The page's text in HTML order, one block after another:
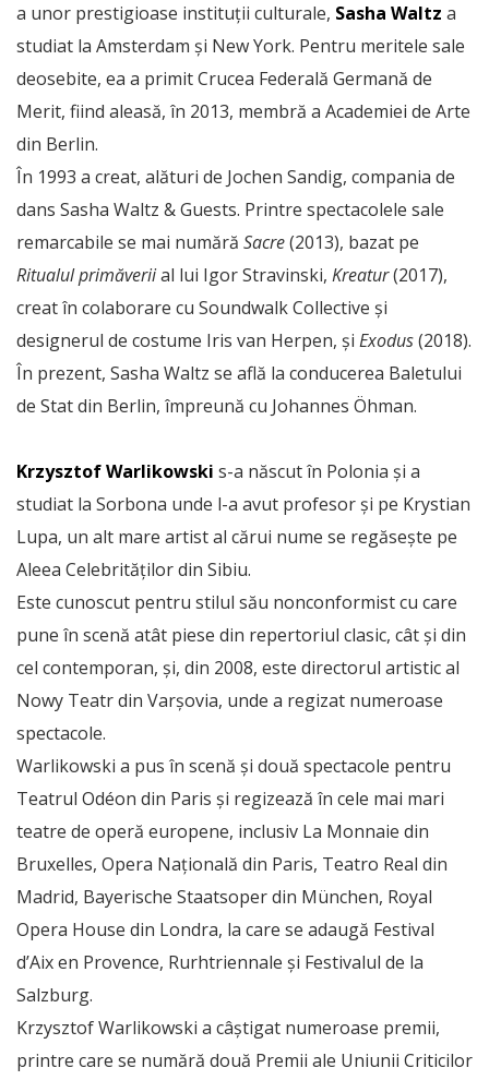
a unor prestigioase instituții culturale, Sasha Waltz a
studiat la Amsterdam și New York. Pentru meritele sale
deosebite, ea a primit Crucea Federală Germană de
Merit, fiind aleasă, în 2013, membră a Academiei de Arte
din Berlin.
În 1993 a creat, alături de Jochen Sandig, compania de
dans Sasha Waltz & Guests. Printre spectacolele sale
remarcabile se mai numără Sacre(2013), bazat pe
Ritualul primăveriial lui Igor Stravinski, Kreatur(2017),
creat în colaborare cu Soundwalk Collective și
designerul de costume Iris van Herpen, și Exodus(2018).
În prezent, Sasha Waltz se află la conducerea Baletului
de Stat din Berlin, împreună cu Johannes Öhman.
Krzysztof Warlikowski s-a născut în Polonia și a
studiat la Sorbona unde l-a avut profesor și pe Krystian
Lupa, un alt mare artist al cărui nume se regăsește pe
Aleea Celebrităților din Sibiu.
Este cunoscut pentru stilul său nonconformist cu care
pune în scenă atât piese din repertoriul clasic, cât și din
cel contemporan, și, din 2008, este directorul artistic al
Nowy Teatr din Varșovia, unde a regizat numeroase
spectacole.
Warlikowski a pus în scenă și două spectacole pentru
Teatrul Odéon din Paris și regizează în cele mai mari
teatre de operă europene, inclusiv La Monnaie din
Bruxelles, Opera Națională din Paris, Teatro Real din
Madrid, Bayerische Staatsoper din München, Royal
Opera House din Londra, la care se adaugă Festival
d’Aix en Provence, Rurhtriennale și Festivalul de la
Salzburg.
Krzysztof Warlikowski a câștigat numeroase premii,
printre care se numără două Premii ale Uniunii Criticilor